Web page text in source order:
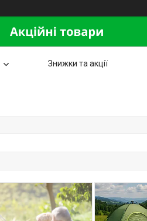
Знижки та акції